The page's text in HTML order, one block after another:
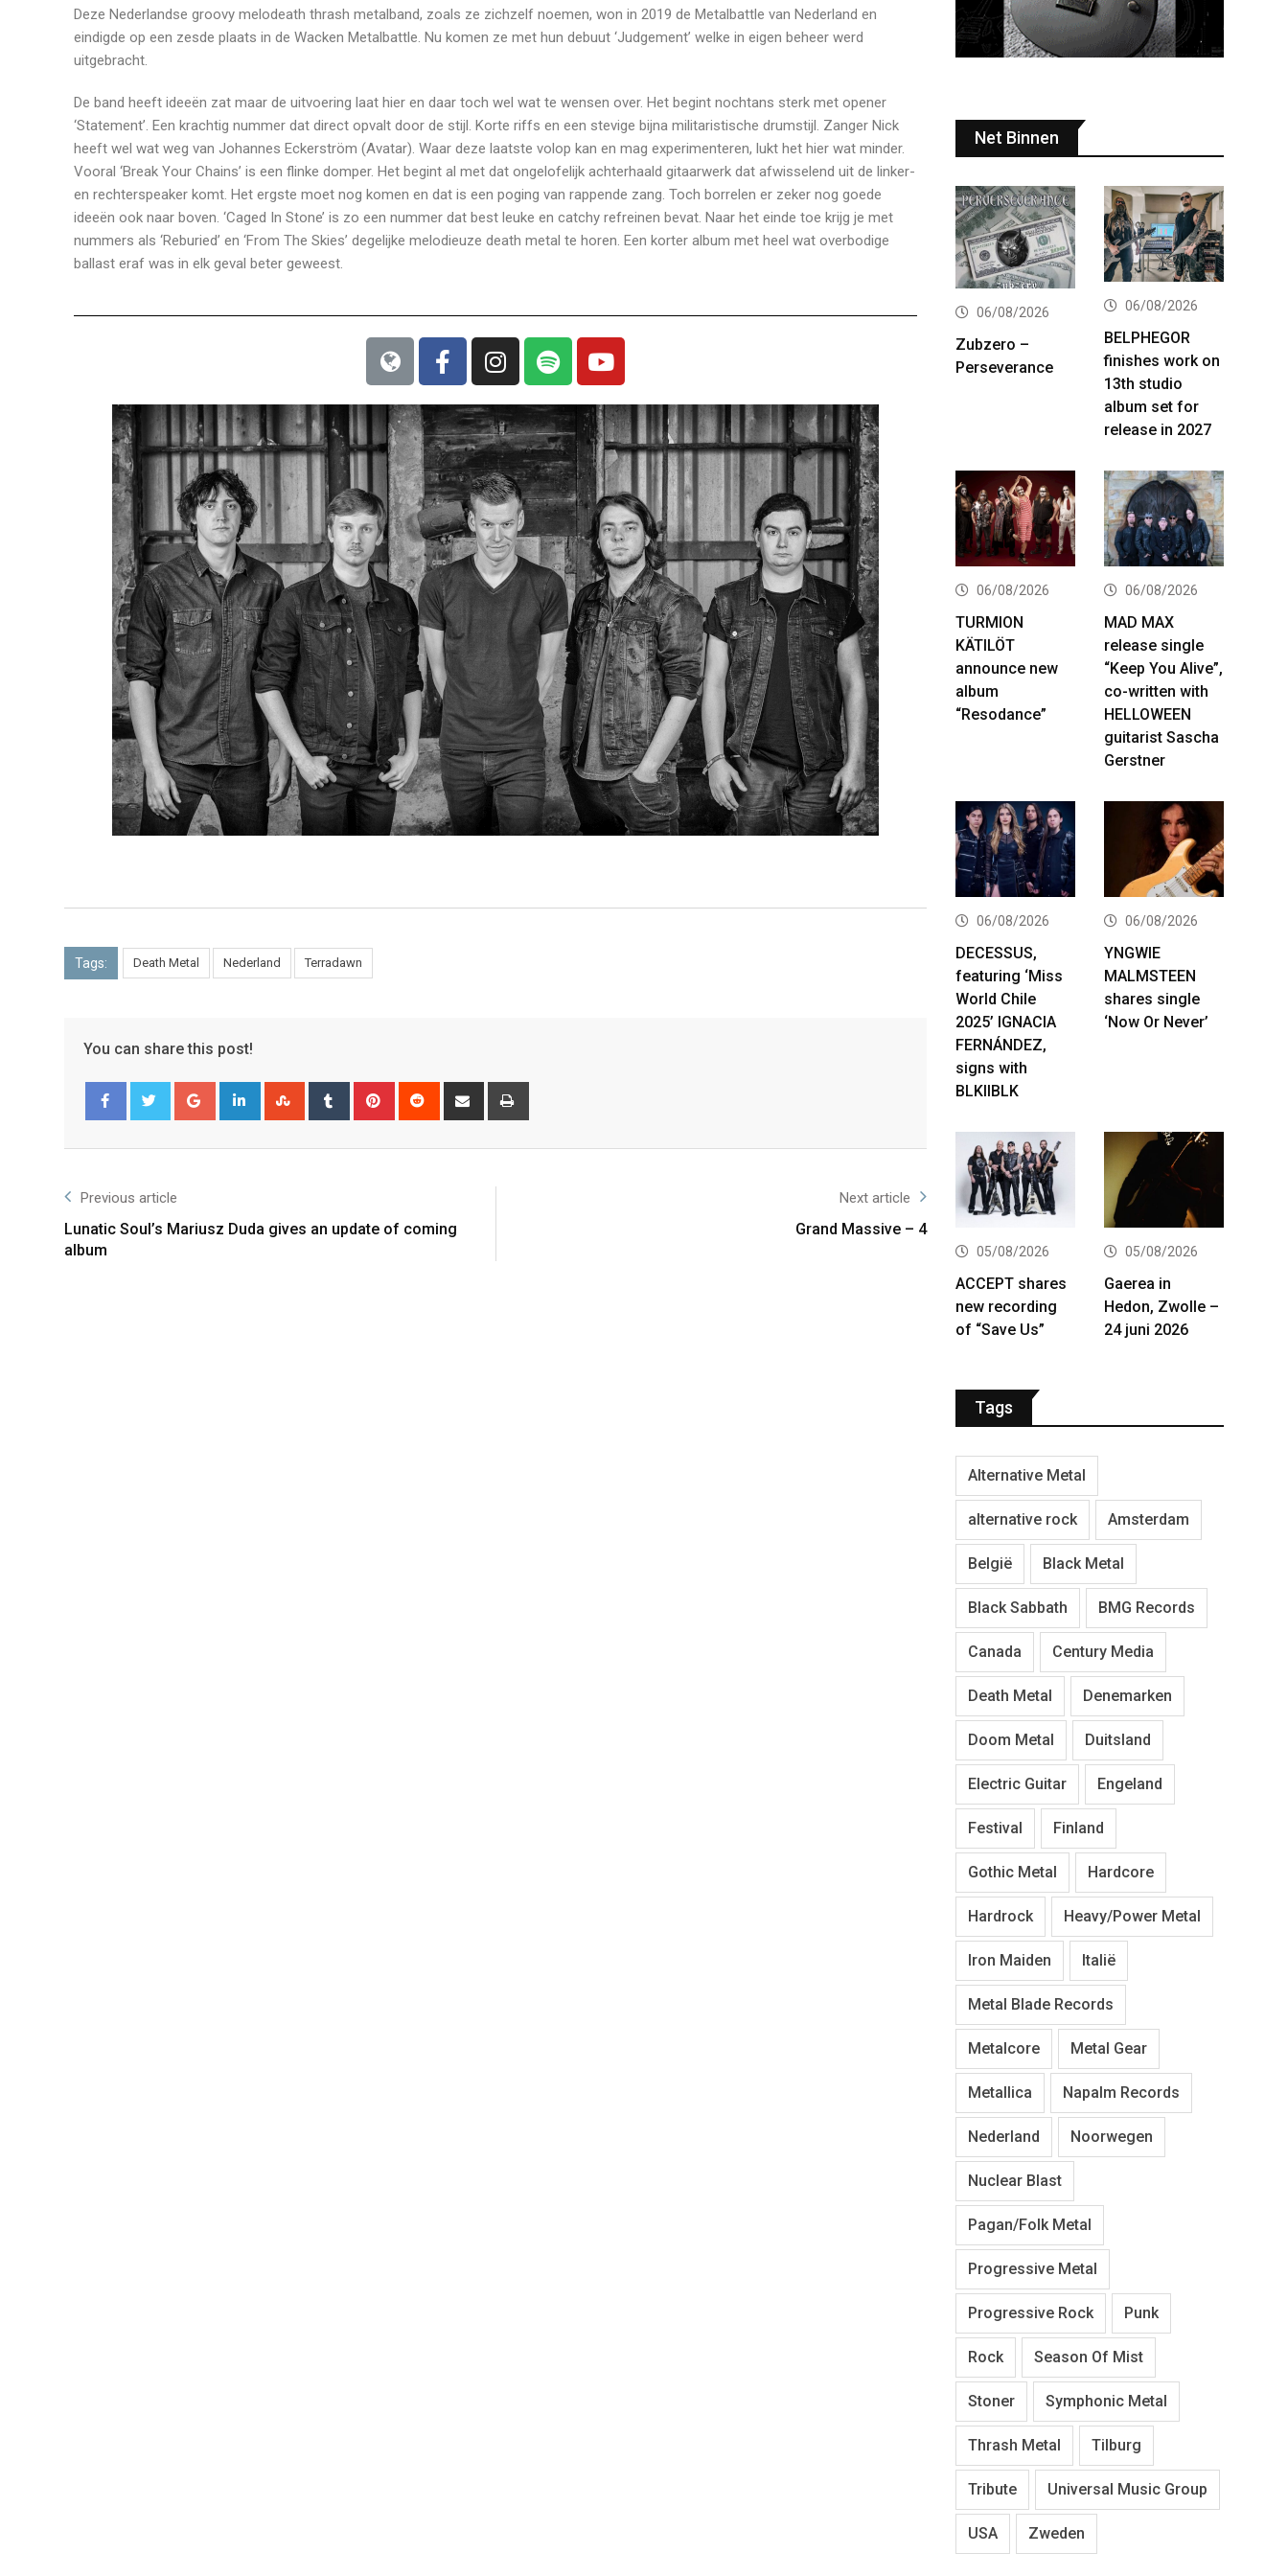
Deze Nederlandse groovy melodeath thrash metalband, zoals ze zichzelf noemen, won in 2019 de Metalbattle van Nederland en
eindigde op een zesde plaats in de Wacken Metalbattle. Nu komen ze met hun debuut ‘Judgement’ welke in eigen beheer werd
uitgebracht.
De band heeft ideeën zat maar de uitvoering laat hier en daar toch wel wat te wensen over. Het begint nochtans sterk met opener
‘Statement’. Een krachtig nummer dat direct opvalt door de stijl. Korte riffs en een stevige bijna militaristische drumstijl. Zanger Nick
heeft wel wat weg van Johannes Eckerström (Avatar). Waar deze laatste volop kan en mag experimenteren, lukt het hier wat minder.
Vooral ‘Break Your Chains’ is een flinke domper. Het begint al met dat ongelofelijk achterhaald gitaarwerk dat afwisselend uit de linker-
en rechterspeaker komt. Het ergste moet nog komen en dat is een poging van rappende zang. Toch borrelen er zeker nog goede
ideeën ook naar boven. ‘Caged In Stone’ is zo een nummer dat best leuke en catchy refreinen bevat. Naar het einde toe krijg je met
nummers als ‘Reburied’ en ‘From The Skies’ degelijke melodieuze death metal te horen. Een korter album met heel wat overbodige
ballast eraf was in elk geval beter geweest.
Tags: Death Metal Nederland Terradawn
You can share this post!
Previous article
Lunatic Soul’s Mariusz Duda gives an update of coming
album
Next article
Grand Massive – 4
Net Binnen
06/08/2026
Zubzero –
Perseverance
06/08/2026
BELPHEGOR
finishes work on
13th studio
album set for
release in 2027
06/08/2026
TURMION
KÄTILÖT
announce new
album
“Resodance”
06/08/2026
MAD MAX
release single
“Keep You Alive”,
co-written with
HELLOWEEN
guitarist Sascha
Gerstner
06/08/2026
DECESSUS,
featuring ‘Miss
World Chile
2025’ IGNACIA
FERNÁNDEZ,
signs with
BLKIIBLK
06/08/2026
YNGWIE
MALMSTEEN
shares single
‘Now Or Never’
05/08/2026
ACCEPT shares
new recording
of “Save Us”
05/08/2026
Gaerea in
Hedon, Zwolle –
24 juni 2026
Tags
Alternative Metal
alternative rock Amsterdam
België Black Metal
Black Sabbath BMG Records
Canada Century Media
Death Metal Denemarken
Doom Metal Duitsland
Electric Guitar Engeland
Festival Finland
Gothic Metal Hardcore
Hardrock Heavy/Power Metal
Iron Maiden Italië
Metal Blade Records
Metalcore Metal Gear
Metallica Napalm Records
Nederland Noorwegen
Nuclear Blast
Pagan/Folk Metal
Progressive Metal
Progressive Rock Punk
Rock Season Of Mist
Stoner Symphonic Metal
Thrash Metal Tilburg
Tribute Universal Music Group
USA Zweden